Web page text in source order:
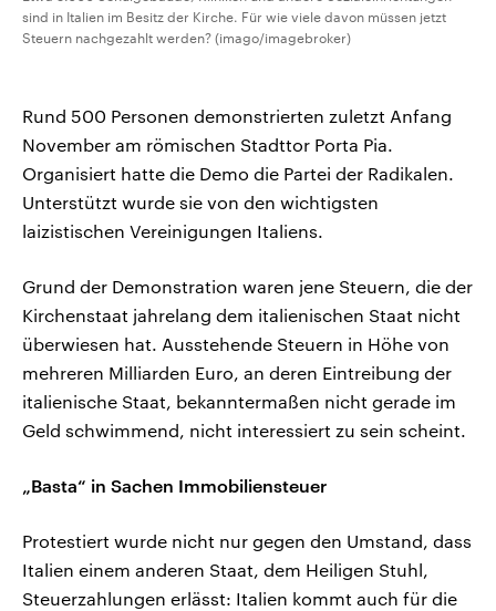
sind in Italien im Besitz der Kirche. Für wie viele davon müssen jetzt
Steuern nachgezahlt werden? (imago/imagebroker)
Rund 500 Personen demonstrierten zuletzt Anfang
November am römischen Stadttor Porta Pia.
Organisiert hatte die Demo die Partei der Radikalen.
Unterstützt wurde sie von den wichtigsten
laizistischen Vereinigungen Italiens.
Grund der Demonstration waren jene Steuern, die der
Kirchenstaat jahrelang dem italienischen Staat nicht
überwiesen hat. Ausstehende Steuern in Höhe von
mehreren Milliarden Euro, an deren Eintreibung der
italienische Staat, bekanntermaßen nicht gerade im
Geld schwimmend, nicht interessiert zu sein scheint.
„Basta“ in Sachen Immobiliensteuer
Protestiert wurde nicht nur gegen den Umstand, dass
Italien einem anderen Staat, dem Heiligen Stuhl,
Steuerzahlungen erlässt: Italien kommt auch für die